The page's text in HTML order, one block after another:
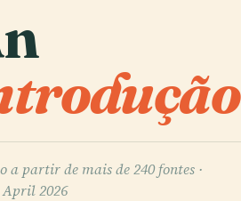
a partir de mais de 240 fontes ·
2026